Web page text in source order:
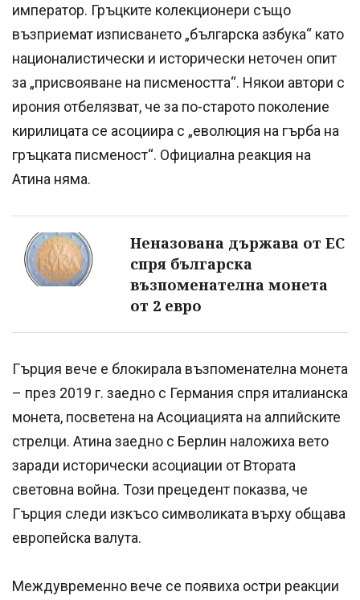
император. Гръцките колекционери също
възприемат изписването „българска азбука“ като
националистически и исторически неточен опит
за „присвояване на писмеността“. Някои автори с
ирония отбелязват, че за по-старото поколение
кирилицата се асоциира с „еволюция на гърба на
гръцката писменост“. Официална реакция на
Атина няма.
Неназована държава от ЕС
спря българска
възпоменателна монета
от 2 евро
Гърция вече е блокирала възпоменателна монета
– през 2019 г. заедно с Германия спря италианска
монета, посветена на Асоциацията на алпийските
стрелци. Атина заедно с Берлин наложиха вето
заради исторически асоциации от Втората
световна война. Този прецедент показва, че
Гърция следи изкъсо символиката върху общава
европейска валута.
Междувременно вече се появиха остри реакции